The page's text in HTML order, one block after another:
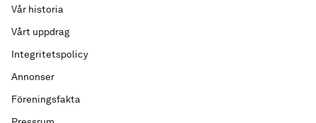
Vår historia
Vårt uppdrag
Integritetspolicy
Annonser
Föreningsfakta